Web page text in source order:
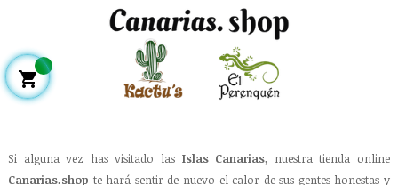
Si alguna vez has visitado las Islas Canarias, nuestra tienda online
Canarias.shop te hará sentir de nuevo el calor de sus gentes honestas y
